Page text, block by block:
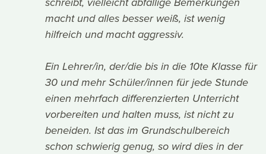
schreibt, vielleicht abfällige Bemerkungen
macht und alles besser weiß, ist wenig
hilfreich und macht aggressiv.
Ein Lehrer/in, der/die bis in die 10te Klasse für
30 und mehr Schüler/innen für jede Stunde
einen mehrfach differenzierten Unterricht
vorbereiten und halten muss, ist nicht zu
beneiden. Ist das im Grundschulbereich
schon schwierig genug, so wird dies in der